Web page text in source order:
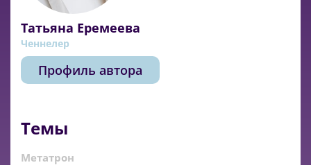
Татьяна Еремеева
Ченнелер
Профиль автора
Темы
Метатрон